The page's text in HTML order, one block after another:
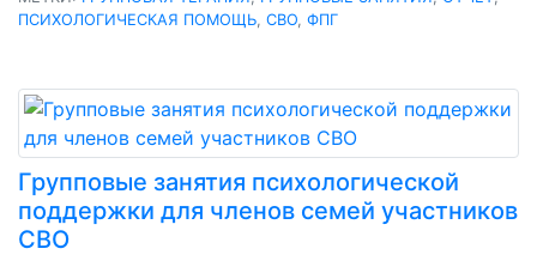
ПСИХОЛОГИЧЕСКАЯ ПОМОЩЬ, СВО, ФПГ
Групповые занятия психологической
поддержки для членов семей участников
СВО